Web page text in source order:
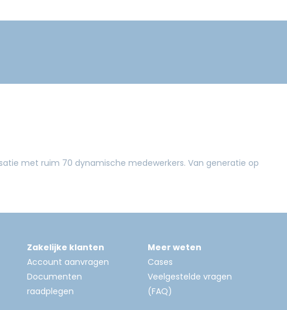
met ruim 70 dynamische medewerkers. Van generatie op
Zakelijke klanten
Account aanvragen
Documenten
raadplegen
Meer weten
Cases
Veelgestelde vragen
(FAQ)